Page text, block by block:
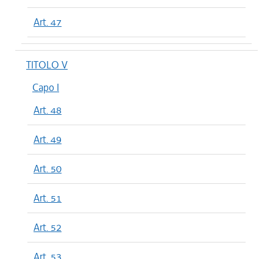
Art. 47
TITOLO V
Capo I
Art. 48
Art. 49
Art. 50
Art. 51
Art. 52